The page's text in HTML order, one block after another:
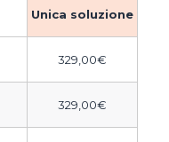
Unica soluzione
329,00€
329,00€